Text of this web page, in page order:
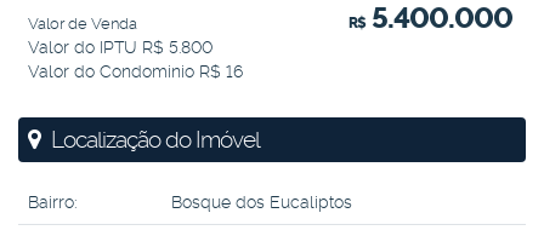
R$5.400.000
Valor de Venda
Valor do IPTU R$ 5.800
Valor do Condominio R$ 16
Localização do Imóvel
Bairro: Bosque dos Eucaliptos